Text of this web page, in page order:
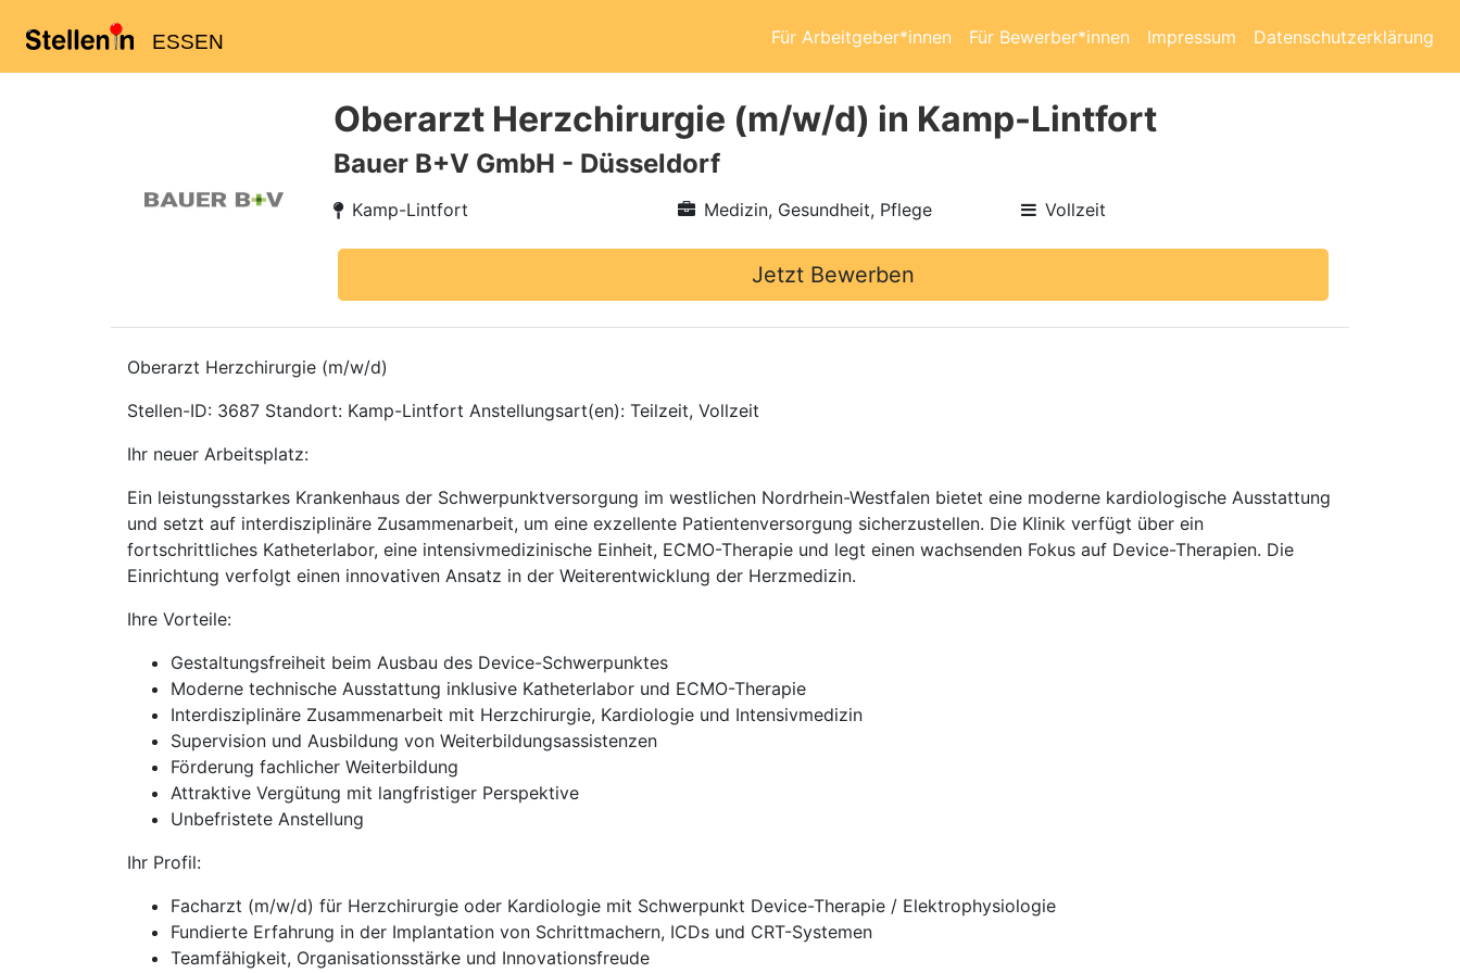
ESSEN Für Arbeitgeber*innen Für Bewerber*innen Impressum Datenschutzerklärung
Oberarzt Herzchirurgie (m/w/d) in Kamp-Lintfort
Bauer B+V GmbH - Düsseldorf
Kamp-Lintfort Medizin, Gesundheit, Pflege Vollzeit
Jetzt Bewerben
Oberarzt Herzchirurgie (m/w/d)
Stellen-ID: 3687 Standort: Kamp-Lintfort Anstellungsart(en): Teilzeit, Vollzeit
Ihr neuer Arbeitsplatz:
Ein leistungsstarkes Krankenhaus der Schwerpunktversorgung im westlichen Nordrhein-Westfalen bietet eine moderne kardiologische Ausstattung
und setzt auf interdisziplinäre Zusammenarbeit, um eine exzellente Patientenversorgung sicherzustellen. Die Klinik verfügt über ein
fortschrittliches Katheterlabor, eine intensivmedizinische Einheit, ECMO-Therapie und legt einen wachsenden Fokus auf Device-Therapien. Die
Einrichtung verfolgt einen innovativen Ansatz in der Weiterentwicklung der Herzmedizin.
Ihre Vorteile:
Gestaltungsfreiheit beim Ausbau des Device-Schwerpunktes
Moderne technische Ausstattung inklusive Katheterlabor und ECMO-Therapie
Interdisziplinäre Zusammenarbeit mit Herzchirurgie, Kardiologie und Intensivmedizin
Supervision und Ausbildung von Weiterbildungsassistenzen
Förderung fachlicher Weiterbildung
Attraktive Vergütung mit langfristiger Perspektive
Unbefristete Anstellung
Ihr Profil:
Facharzt (m/w/d) für Herzchirurgie oder Kardiologie mit Schwerpunkt Device-Therapie / Elektrophysiologie
Fundierte Erfahrung in der Implantation von Schrittmachern, ICDs und CRT-Systemen
Teamfähigkeit, Organisationsstärke und Innovationsfreude